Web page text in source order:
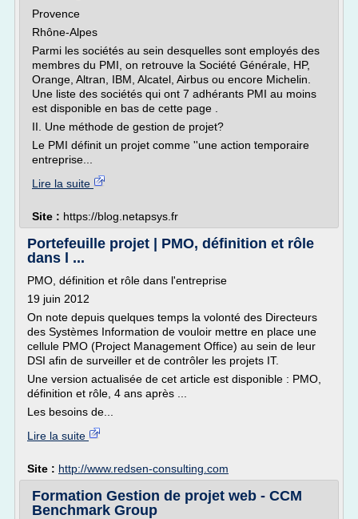
Provence
Rhône-Alpes
Parmi les sociétés au sein desquelles sont employés des
membres du PMI, on retrouve la Société Générale, HP,
Orange, Altran, IBM, Alcatel, Airbus ou encore Michelin.
Une liste des sociétés qui ont 7 adhérants PMI au moins
est disponible en bas de cette page .
II. Une méthode de gestion de projet?
Le PMI définit un projet comme ''une action temporaire
entreprise...
Lire la suite
Site : https://blog.netapsys.fr
Portefeuille projet | PMO, définition et rôle
dans l ...
PMO, définition et rôle dans l'entreprise
19 juin 2012
On note depuis quelques temps la volonté des Directeurs
des Systèmes Information de vouloir mettre en place une
cellule PMO (Project Management Office) au sein de leur
DSI afin de surveiller et de contrôler les projets IT.
Une version actualisée de cet article est disponible : PMO,
définition et rôle, 4 ans après ...
Les besoins de...
Lire la suite
Site : http://www.redsen-consulting.com
Formation Gestion de projet web - CCM
Benchmark Group